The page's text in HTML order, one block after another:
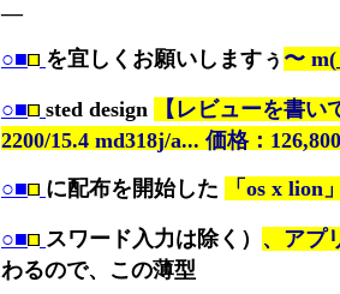
—
○■ を宜しくお願いしますぅ 〜
○■ sted design 【レビューを書
2200/15.4 md318j/a... 価格：
○■ に配布を開始した 「os x lion
○■ スワード入力は除く） 、アプ
わるので、この薄型